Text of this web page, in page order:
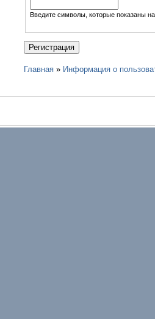
Введите символы, которые показаны на
Главная » Информация о